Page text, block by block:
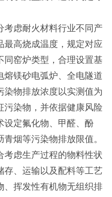
虑耐火材料行业不同产
最高烧成温度，规定对应
同窑炉类型，合理设置基
熔镁砂电弧炉、全电隧道
染物排放浓度以实测值为
污染物，并依据健康风险
设定氟化物、甲醛、酚
烟等污染物排放限值。
虑生产过程的物料性状
存、运输以及配料等工艺
、挥发性有机物无组织排